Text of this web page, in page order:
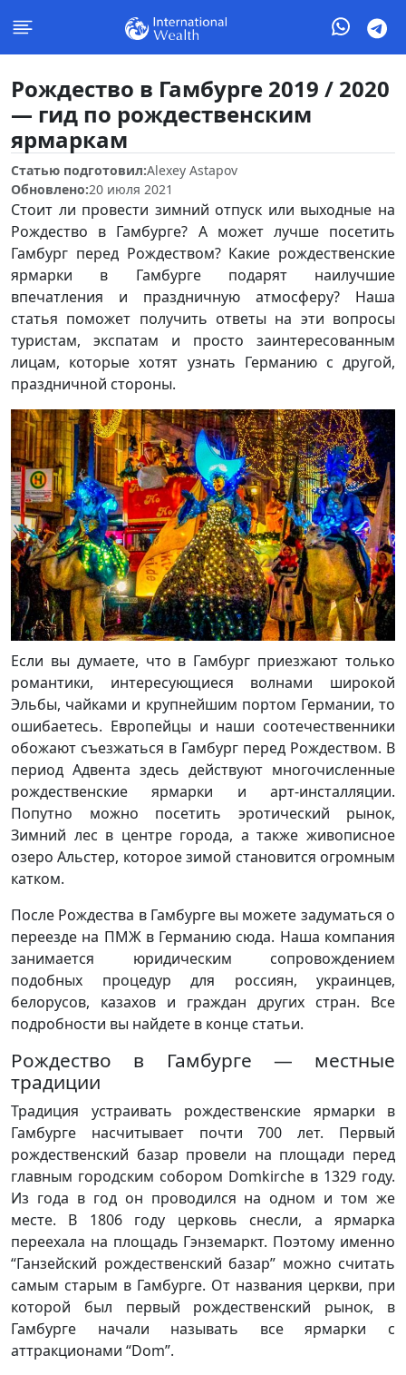
Рождество в Гамбурге 2019 / 2020
— гид по рождественским
ярмаркам
Статью подготовил:Alexey Astapov
Обновлено:20 июля 2021
Стоит ли провести зимний отпуск или выходные на
Рождество в Гамбурге? А может лучше посетить
Гамбург перед Рождеством? Какие рождественские
ярмарки в Гамбурге подарят наилучшие
впечатления и праздничную атмосферу? Наша
статья поможет получить ответы на эти вопросы
туристам, экспатам и просто заинтересованным
лицам, которые хотят узнать Германию с другой,
праздничной стороны.
Если вы думаете, что в Гамбург приезжают только
романтики, интересующиеся волнами широкой
Эльбы, чайками и крупнейшим портом Германии, то
ошибаетесь. Европейцы и наши соотечественники
обожают съезжаться в Гамбург перед Рождеством. В
период Адвента здесь действуют многочисленные
рождественские ярмарки и арт-инсталляции.
Попутно можно посетить эротический рынок,
Зимний лес в центре города, а также живописное
озеро Альстер, которое зимой становится огромным
катком.
После Рождества в Гамбурге вы можете задуматься о
переезде на ПМЖ в Германию сюда. Наша компания
занимается юридическим сопровождением
подобных процедур для россиян, украинцев,
белорусов, казахов и граждан других стран. Все
подробности вы найдете в конце статьи.
Рождество в Гамбурге — местные
традиции
Традиция устраивать рождественские ярмарки в
Гамбурге насчитывает почти 700 лет. Первый
рождественский базар провели на площади перед
главным городским собором Domkirche в 1329 году.
Из года в год он проводился на одном и том же
месте. В 1806 году церковь снесли, а ярмарка
переехала на площадь Гэнземаркт. Поэтому именно
“Ганзейский рождественский базар” можно считать
самым старым в Гамбурге. От названия церкви, при
которой был первый рождественский рынок, в
Гамбурге начали называть все ярмарки с
аттракционами “Dom”.